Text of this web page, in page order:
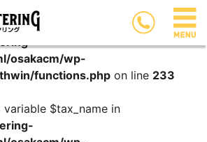
$tax_name in
osakacm/wp-
functions.php on line 233
variable $tax_name in